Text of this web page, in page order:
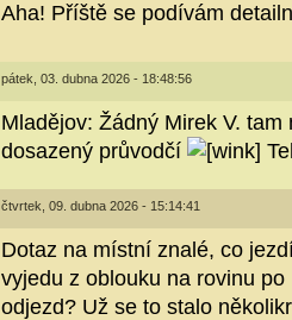
Aha! Příště se podívám
pátek, 03. dubna 2026 - 18:48:56
Mladějov: Žádný Mirek V.
dosazený průvodčí
čtvrtek, 09. dubna 2026 - 15:14:41
Dotaz na místní znalé, co
vyjedu z oblouku na rovinu
odjezd? Už se to stalo